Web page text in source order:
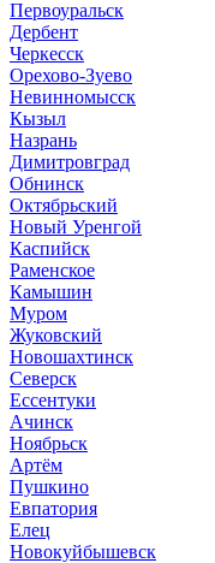
Первоуральск
Дербент
Черкесск
Орехово-Зуево
Невинномысск
Кызыл
Назрань
Димитровград
Обнинск
Октябрьский
Новый Уренгой
Каспийск
Раменское
Камышин
Муром
Жуковский
Новошахтинск
Северск
Ессентуки
Ачинск
Ноябрьск
Артём
Пушкино
Евпатория
Елец
Новокуйбышевск